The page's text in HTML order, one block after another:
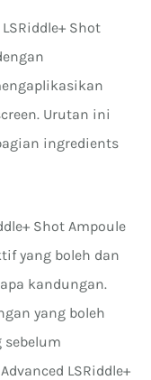
Shot
Urutan ini
ingredients
Shot Ampoule
yang boleh dan
kandungan.
yang boleh
LSRiddle+